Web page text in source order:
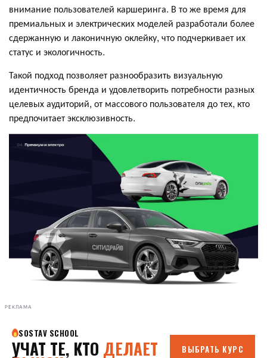
внимание пользователей каршеринга. В то же время для
премиальных и электрических моделей разработали более
сдержанную и лаконичную оклейку, что подчеркивает их
статус и экологичность.
Такой подход позволяет разнообразить визуальную
идентичность бренда и удовлетворить потребности разных
целевых аудиторий, от массового пользователя до тех, кто
предпочитает эксклюзивность.
РЕКЛАМА